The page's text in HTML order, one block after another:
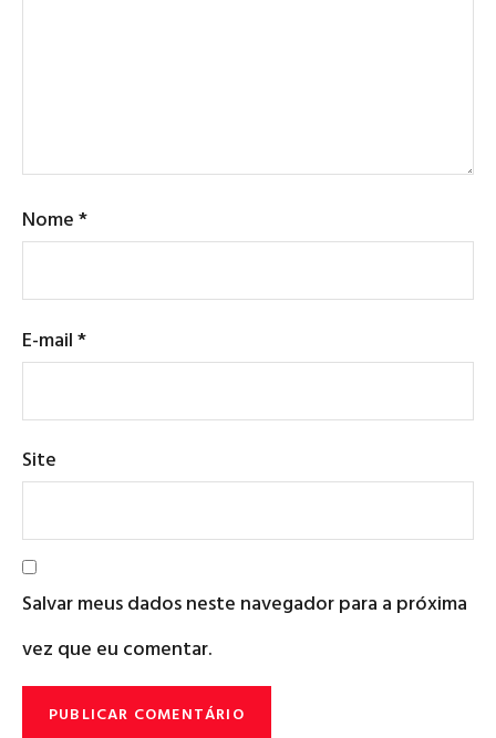
Nome*
E-mail*
Site
Salvar meus dados neste navegador para a próxima
vez que eu comentar.